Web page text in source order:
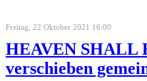
Freitag, 22 Oktober 2021 16:00
HEAVEN SHALL
verschieben